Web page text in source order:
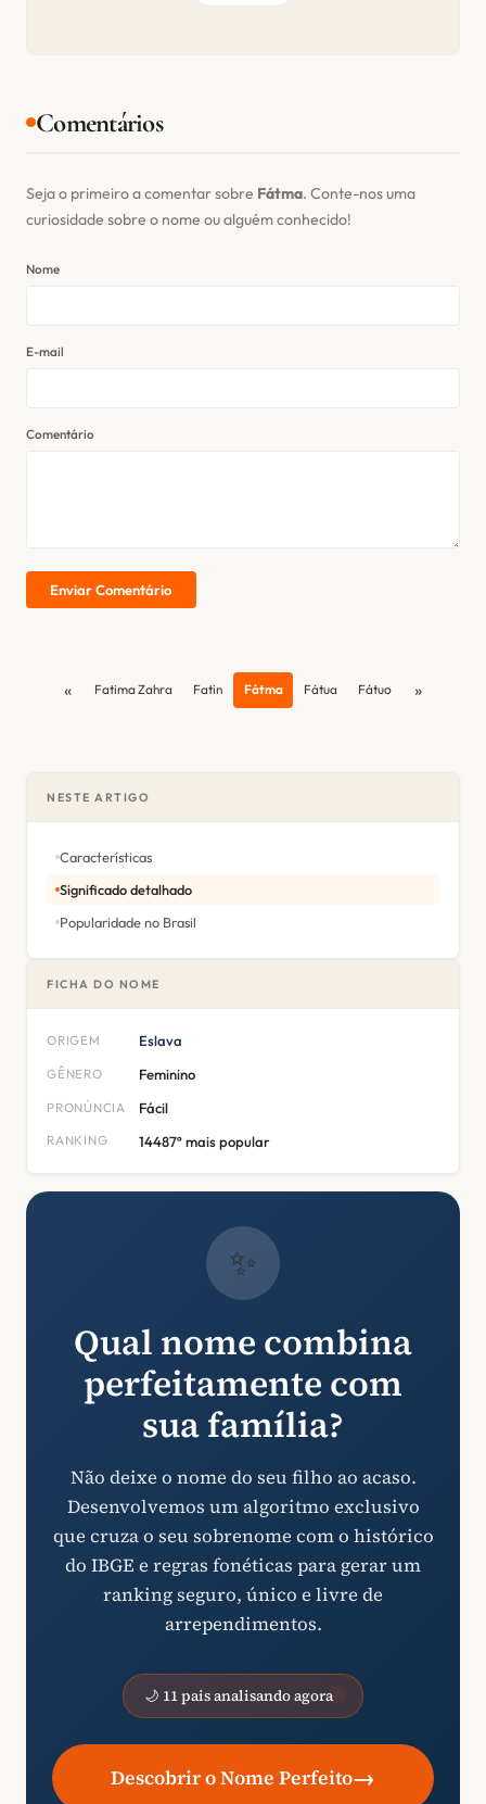
Comentários
Seja o primeiro a comentar sobre Fátma. Conte-nos uma
curiosidade sobre o nome ou alguém conhecido!
Nome
E-mail
Comentário
Enviar Comentário
« Fatima Zahra Fatin Fátma Fátua Fátuo »
NESTE ARTIGO
Características
Significado detalhado
Popularidade no Brasil
FICHA DO NOME
ORIGEM Eslava
GÊNERO Feminino
PRONÚNCIA Fácil
RANKING 14487º mais popular
✨
Qual nome combina
perfeitamente com
sua família?
Não deixe o nome do seu filho ao acaso.
Desenvolvemos um algoritmo exclusivo
que cruza o seu sobrenome com o histórico
do IBGE e regras fonéticas para gerar um
ranking seguro, único e livre de
arrependimentos.
🌙 11 pais analisando agora
Descobrir o Nome Perfeito→